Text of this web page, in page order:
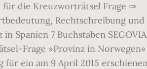
für die Kreuzworträtsel Frage ⇒
Rechtschreibung und
Spanien 7 Buchstaben SEGOVIA
Frage »Provinz in
ein am 9 April 2015